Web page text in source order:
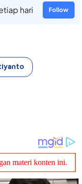
hari Follow